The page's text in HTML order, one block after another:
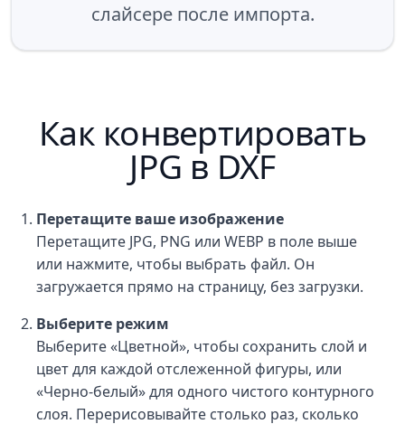
слайсере после импорта.
Как конвертировать
JPG в DXF
Перетащите ваше изображение
Перетащите JPG, PNG или WEBP в поле выше
или нажмите, чтобы выбрать файл. Он
загружается прямо на страницу, без загрузки.
Выберите режим
Выберите «Цветной», чтобы сохранить слой и
цвет для каждой отслеженной фигуры, или
«Черно-белый» для одного чистого контурного
слоя. Перерисовывайте столько раз, сколько